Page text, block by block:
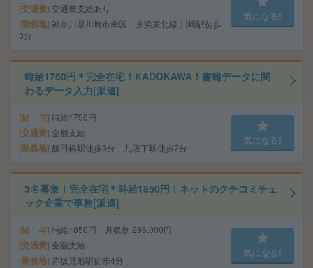
交通費 交通費支給あり
勤務地 神奈川県川崎市幸区 京浜東北線 川崎駅徒歩
3分
気になる!
時給1750円＊完全在宅！KADOKAWA！書籍データに関
わるデータ入力[派遣]
給 与 時給1750円
交通費 全額支給
勤務地 飯田橋駅徒歩3分、九段下駅徒歩7分
気になる!
3名募集！完全在宅＊時給1850円！ネットのクチコミチェ
ック企業で事務[派遣]
給 与 時給1850円 月収例 296,000円
交通費 全額支給
勤務地 赤坂見附駅徒歩4分
気になる!